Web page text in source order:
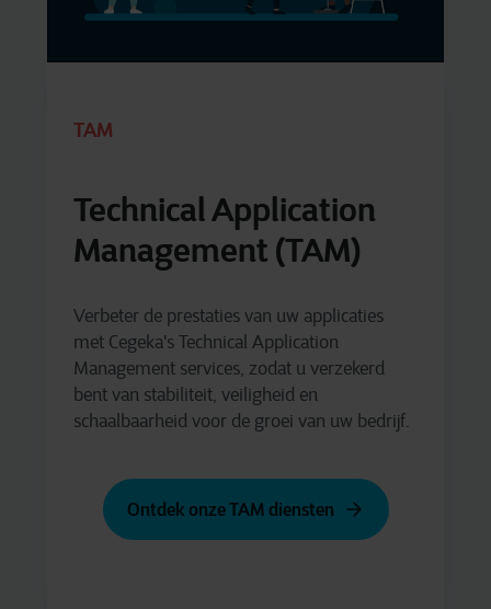
TAM
Technical Application
Management (TAM)
Verbeter de prestaties van uw applicaties
met Cegeka's Technical Application
Management services, zodat u verzekerd
bent van stabiliteit, veiligheid en
schaalbaarheid voor de groei van uw bedrijf.
Ontdek onze TAM diensten